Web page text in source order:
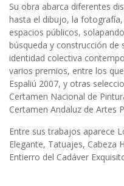
Su obra abarca diferentes
hasta el dibujo, la
espacios públicos,
búsqueda y construcción de
identidad colectiva
varios premios, entre los
Espaliú 2007, y otras
Certamen Nacional de
Certamen Andaluz de Artes
Entre sus trabajos aparece
Elegante, Tatuajes, Cabeza
Entierro del Cadáver